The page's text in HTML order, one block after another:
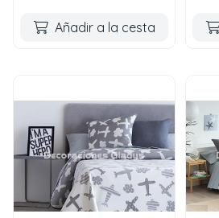
Añadir a la cesta